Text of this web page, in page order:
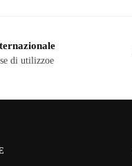
di utilizzoe